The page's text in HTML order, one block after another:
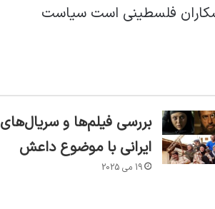
فلسطینی است سیاست
بررسی فیلم‌ها و سریال‌های
ایرانی با موضوع داعش
19 می 2025